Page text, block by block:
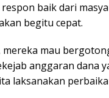
baik dari
begitu cepat.
mau
anggaran dana
laksanakan